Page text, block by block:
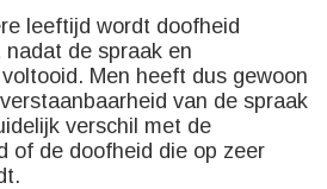
leeftijd wordt doofheid
de spraak en
Men heeft dus gewoon
van de spraak
verschil met de
of de doofheid die op zeer